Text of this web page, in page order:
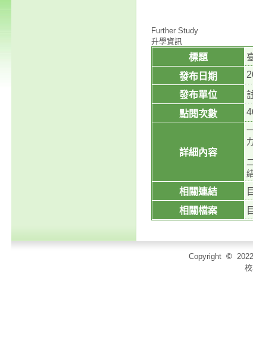
Further Study
升學資訊
標題
發布日期
發布單位
點閱次數
詳細內容
相關連結
相關檔案
Copyright ©